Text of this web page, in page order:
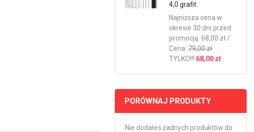
4,0 grafit
Najniższa cena w
okresie 30 dni przed
promocją: 68,00 zł /
Cena: 79,00 zł
TYLKO!!! 68,00 zł
PORÓWNAJ PRODUKTY
Nie dodałeś żadnych produktów do